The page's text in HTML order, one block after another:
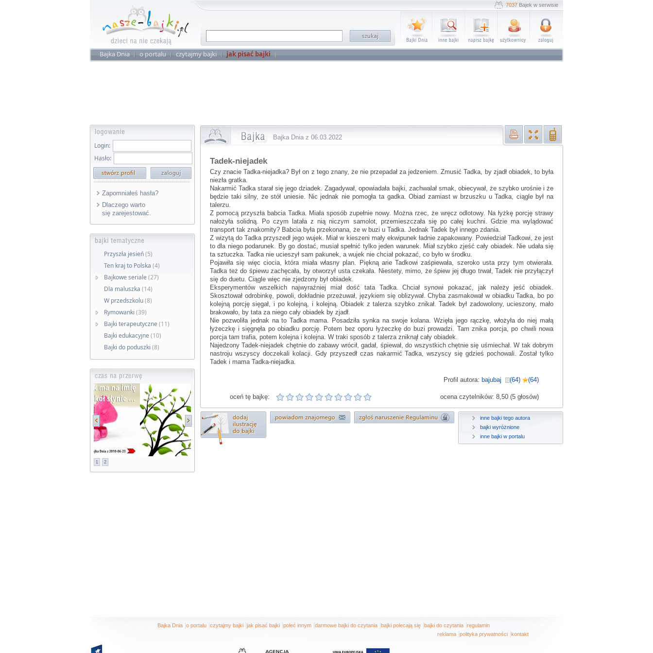
7037 Bajek w serwisie
Bajka Dnia o portalu czytajmy bajki jak pisać bajki
Login:
Hasło:
Zapomniałeś hasła?
Dlaczego warto
się zarejestować.
Przyszła jesień(5)
Ten kraj to Polska (4)
Bajkowe seriale (27)
Dla maluszka (14)
W przedszkolu(8)
Rymowanki (39)
Bajki terapeutyczne (11)
Bajki edukacyjne (10)
Bajki do poduszki (8)
1 2
Bajka Dnia z 06.03.2022
Tadek-niejadek
Czy znacie Tadka-niejadka? Był on z tego znany, że nie przepadał za jedzeniem. Zmusić Tadka, by zjadł obiadek, to była
niezła gratka.
Nakarmić Tadka starał się jego dziadek. Zagadywał, opowiadała bajki, zachwalał smak, obiecywał, że szybko urośnie i że
będzie taki silny, że stół uniesie. Nic jednak nie pomogła ta gadka. Obiad zamiast w brzuszku u Tadka, ciągle był na
talerzu.
Z pomocą przyszła babcia Tadka. Miała sposób zupełnie nowy. Można rzec, że wręcz odlotowy. Na łyżkę porcję strawy
nałożyła solidną. Po czym latała z nią niczym samolot, przemieszczała się po całej kuchni. Gdzie ma wylądować
transport tak znakomity? Babcia była przekonana, że w buzi u Tadka. Jednak Tadek był innego zdania.
Z wizytą do Tadka przyszedł jego wujek. Miał w kieszeni mały ekwipunek ładnie zapakowany. Powiedział Tadkowi, że jest
to dla niego podarunek. By go dostać, musiał spełnić tylko jeden warunek. Miał szybko zjeść cały obiadek. Nie udała się
ta sztuczka. Tadka nie ucieszył sam pakunek, a wujek nie chciał pokazać, co było w środku.
Pojawiła się więc ciocia, która miała własny plan. Piękną arie Tadkowi zaśpiewała, szeroko usta przy tym otwierała.
Tadka też do śpiewu zachęcała, by otworzył usta czekała. Niestety, mimo, że śpiew jej długo trwał, Tadek nie przyłączył
się do duetu. Ciągle więc nie zjedzony był obiadek.
Eksperymentów wszelkich najwyraźniej miał dość tata Tadka. Chciał synowi pokazać, jak należy jeść obiadek.
Skosztował odrobinkę, powoli, dokładnie przeżuwał, językiem się oblizywał. Chyba zasmakował w obiadku Tadka, bo po
kolejną porcję sięgał, i po kolejną, i kolejną. Obiadek z talerza szybko znikał. Tadek był zadowolony, ucieszony, mało
brakowało, by tata za niego cały obiadek by zjadł.
Nie pozwoliła jednak na to Tadka mama. Posadziła synka na swoje kolana. Wzięła jego rączkę, włożyła do niej małą
łyżeczkę i sięgnęła po obiadku porcję. Potem bez oporu łyżeczkę do buzi prowadzi. Tam znika porcja, po chwili nowa
porcja tam trafia, potem kolejna i kolejna. W traki sposób z talerza zniknął cały obiadek.
Najedzony Tadek-niejadek chętnie do zabawy wrócił, gadał, śpiewał, do wszystkich chętnie się uśmiechał. W tak dobrym
nastroju wszyscy doczekali kolacji. Gdy przyszedł czas nakarmić Tadka, wszyscy się gdzieś pochowali. Został tylko
Tadek i mama Tadka-niejadka.
Profil autora: bajubaj (64) (64)
ocena czytelników: 8,50 (5 głosów)
oceń tę bajkę:
inne bajki tego autora
bajki wyróżnione
inne bajki w portalu
Bajka Dnia o portalu czytajmy bajki jak pisać bajki poleć innym darmowe bajki do czytania bajki polecają się bajki do czytania regulamin
reklama polityka prywatności kontakt